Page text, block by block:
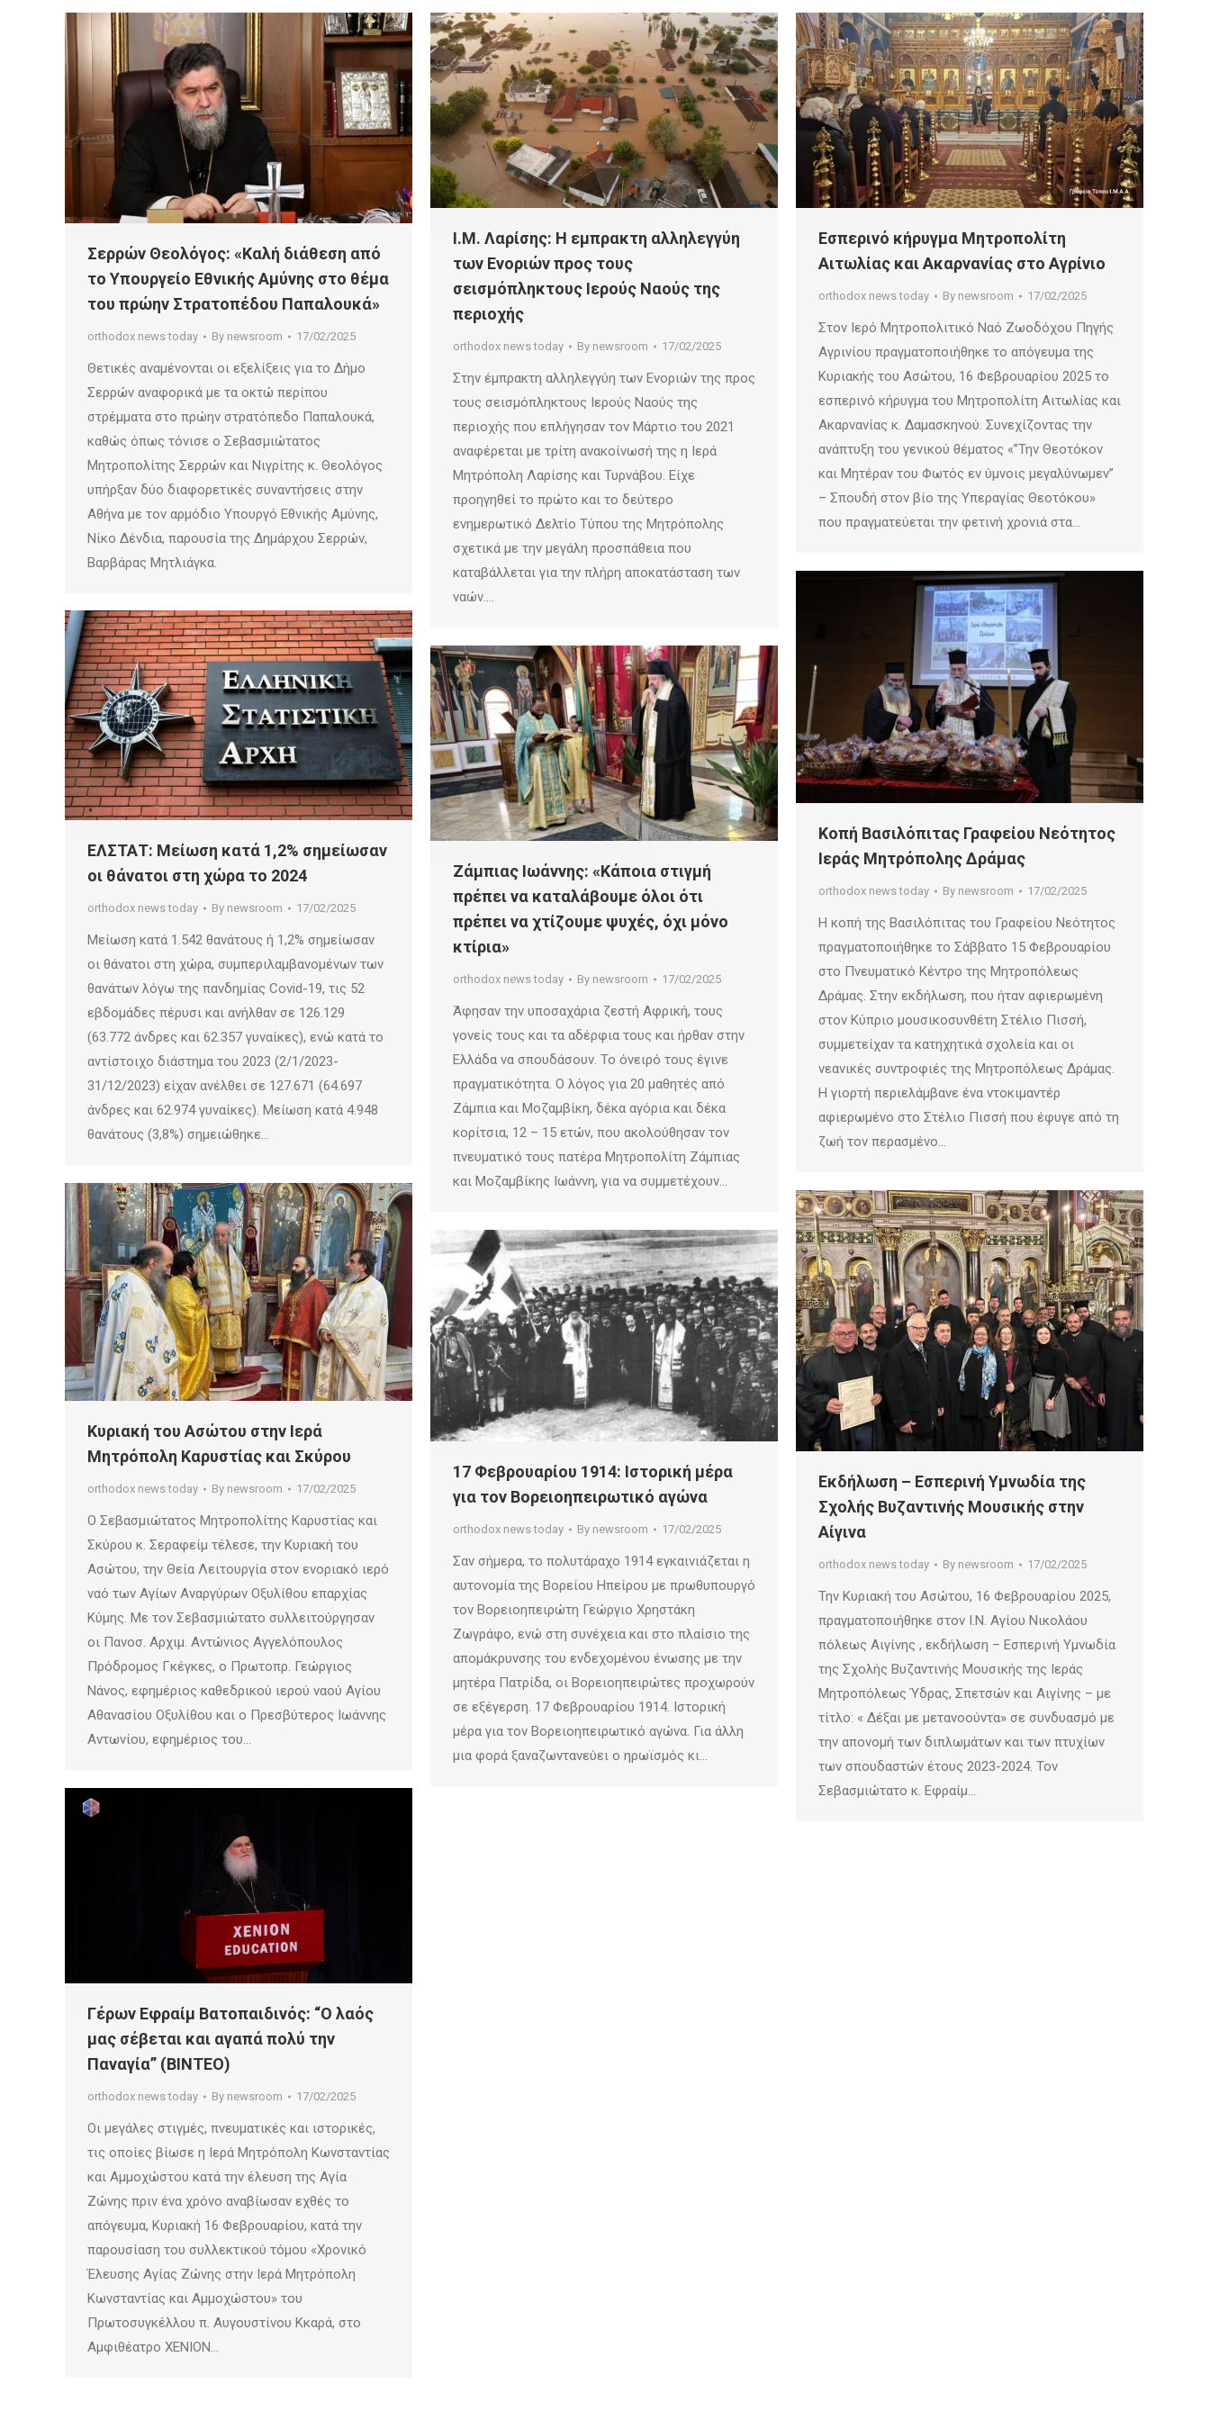
Σερρών Θεολόγος: «Καλή διάθεση από
το Υπουργείο Εθνικής Αμύνης στο θέμα
του πρώην Στρατοπέδου Παπαλουκά»
orthodox news today By newsroom 17/02/2025
Θετικές αναμένονται οι εξελίξεις για το Δήμο
Σερρών αναφορικά με τα οκτώ περίπου
στρέμματα στο πρώην στρατόπεδο Παπαλουκά,
καθώς όπως τόνισε ο Σεβασμιώτατος
Μητροπολίτης Σερρών και Νιγρίτης κ. Θεολόγος
υπήρξαν δύο διαφορετικές συναντήσεις στην
Αθήνα με τον αρμόδιο Υπουργό Εθνικής Αμύνης,
Νίκο Δένδια, παρουσία της Δημάρχου Σερρών,
Βαρβάρας Μητλιάγκα.
Ι.Μ. Λαρίσης: Η εμπρακτη αλληλεγγύη
των Ενοριών προς τους
σεισμόπληκτους Ιερούς Ναούς της
περιοχής
orthodox news today By newsroom 17/02/2025
Στην έμπρακτη αλληλεγγύη των Ενοριών της προς
τους σεισμόπληκτους Ιερούς Ναούς της
περιοχής που επλήγησαν τον Μάρτιο του 2021
αναφέρεται με τρίτη ανακοίνωσή της η Ιερά
Μητρόπολη Λαρίσης και Τυρνάβου. Είχε
προηγηθεί το πρώτο και το δεύτερο
ενημερωτικό Δελτίο Τύπου της Μητρόπολης
σχετικά με την μεγάλη προσπάθεια που
καταβάλλεται για την πλήρη αποκατάσταση των
ναών.…
Εσπερινό κήρυγμα Μητροπολίτη
Αιτωλίας και Ακαρνανίας στο Αγρίνιο
orthodox news today By newsroom 17/02/2025
Στον Ιερό Μητροπολιτικό Ναό Ζωοδόχου Πηγής
Αγρινίου πραγματοποιήθηκε το απόγευμα της
Κυριακής του Ασώτου, 16 Φεβρουαρίου 2025 το
εσπερινό κήρυγμα του Μητροπολίτη Αιτωλίας και
Ακαρνανίας κ. Δαμασκηνού. Συνεχίζοντας την
ανάπτυξη του γενικού θέματος «”Την Θεοτόκον
και Μητέραν του Φωτός εν ύμνοις μεγαλύνωμεν”
– Σπουδή στον βίο της Υπεραγίας Θεοτόκου»
που πραγματεύεται την φετινή χρονιά στα…
Κοπή Βασιλόπιτας Γραφείου Νεότητος
Ιεράς Μητρόπολης Δράμας
orthodox news today By newsroom 17/02/2025
Η κοπή της Βασιλόπιτας του Γραφείου Νεότητος
πραγματοποιήθηκε το Σάββατο 15 Φεβρουαρίου
στο Πνευματικό Κέντρο της Μητροπόλεως
Δράμας. Στην εκδήλωση, που ήταν αφιερωμένη
στον Κύπριο μουσικοσυνθέτη Στέλιο Πισσή,
συμμετείχαν τα κατηχητικά σχολεία και οι
νεανικές συντροφιές της Μητροπόλεως Δράμας.
Η γιορτή περιελάμβανε ένα ντοκιμαντέρ
αφιερωμένο στο Στέλιο Πισσή που έφυγε από τη
ζωή τον περασμένο…
ΕΛΣΤΑΤ: Μείωση κατά 1,2% σημείωσαν
οι θάνατοι στη χώρα το 2024
orthodox news today By newsroom 17/02/2025
Μείωση κατά 1.542 θανάτους ή 1,2% σημείωσαν
οι θάνατοι στη χώρα, συμπεριλαμβανομένων των
θανάτων λόγω της πανδημίας Covid-19, τις 52
εβδομάδες πέρυσι και ανήλθαν σε 126.129
(63.772 άνδρες και 62.357 γυναίκες), ενώ κατά το
αντίστοιχο διάστημα του 2023 (2/1/2023-
31/12/2023) είχαν ανέλθει σε 127.671 (64.697
άνδρες και 62.974 γυναίκες). Μείωση κατά 4.948
θανάτους (3,8%) σημειώθηκε…
Ζάμπιας Ιωάννης: «Κάποια στιγμή
πρέπει να καταλάβουμε όλοι ότι
πρέπει να χτίζουμε ψυχές, όχι μόνο
κτίρια»
orthodox news today By newsroom 17/02/2025
Άφησαν την υποσαχάρια ζεστή Αφρική, τους
γονείς τους και τα αδέρφια τους και ήρθαν στην
Ελλάδα να σπουδάσουν. Το όνειρό τους έγινε
πραγματικότητα. Ο λόγος για 20 μαθητές από
Ζάμπια και Μοζαμβίκη, δέκα αγόρια και δέκα
κορίτσια, 12 – 15 ετών, που ακολούθησαν τον
πνευματικό τους πατέρα Μητροπολίτη Ζάμπιας
και Μοζαμβίκης Ιωάννη, για να συμμετέχουν…
Κυριακή του Ασώτου στην Ιερά
Μητρόπολη Καρυστίας και Σκύρου
orthodox news today By newsroom 17/02/2025
Ο Σεβασμιώτατος Μητροπολίτης Καρυστίας και
Σκύρου κ. Σεραφείμ τέλεσε, την Κυριακή του
Ασώτου, την Θεία Λειτουργία στον ενοριακό ιερό
ναό των Αγίων Αναργύρων Οξυλίθου επαρχίας
Κύμης. Με τον Σεβασμιώτατο συλλειτούργησαν
οι Πανοσ. Αρχιμ. Αντώνιος Αγγελόπουλος
Πρόδρομος Γκέγκες, ο Πρωτοπρ. Γεώργιος
Νάνος, εφημέριος καθεδρικού ιερού ναού Αγίου
Αθανασίου Οξυλίθου και ο Πρεσβύτερος Ιωάννης
Αντωνίου, εφημέριος του…
Eκδήλωση – Εσπερινή Υμνωδία της
Σχολής Βυζαντινής Μουσικής στην
Αίγινα
orthodox news today By newsroom 17/02/2025
Την Κυριακή του Ασώτου, 16 Φεβρουαρίου 2025,
πραγματοποιήθηκε στον Ι.Ν. Αγίου Νικολάου
πόλεως Αιγίνης , εκδήλωση – Εσπερινή Υμνωδία
της Σχολής Βυζαντινής Μουσικής της Ιεράς
Μητροπόλεως Ύδρας, Σπετσών και Αιγίνης – με
τίτλο: « Δέξαι με μετανοούντα» σε συνδυασμό με
την απονομή των διπλωμάτων και των πτυχίων
των σπουδαστών έτους 2023-2024. Τον
Σεβασμιώτατο κ. Εφραίμ…
17 Φεβρουαρίου 1914: Ιστορική μέρα
για τον Βορειοηπειρωτικό αγώνα
orthodox news today By newsroom 17/02/2025
Σαν σήμερα, το πολυτάραχο 1914 εγκαινιάζεται η
αυτονομία της Βορείου Ηπείρου με πρωθυπουργό
τον Βορειοηπειρώτη Γεώργιο Χρηστάκη
Ζωγράφο, ενώ στη συνέχεια και στο πλαίσιο της
απομάκρυνσης του ενδεχομένου ένωσης με την
μητέρα Πατρίδα, οι Βορειοηπειρώτες προχωρούν
σε εξέγερση. 17 Φεβρουαρίου 1914. Ιστορική
μέρα για τον Βορειοηπειρωτικό αγώνα. Για άλλη
μια φορά ξαναζωντανεύει ο ηρωϊσμός κι…
Γέρων Εφραίμ Βατοπαιδινός: “Ο λαός
μας σέβεται και αγαπά πολύ την
Παναγία” (ΒΙΝΤΕΟ)
orthodox news today By newsroom 17/02/2025
Οι μεγάλες στιγμές, πνευματικές και ιστορικές,
τις οποίες βίωσε η Ιερά Μητρόπολη Κωνσταντίας
και Αμμοχώστου κατά την έλευση της Αγία
Ζώνης πριν ένα χρόνο αναβίωσαν εχθές το
απόγευμα, Κυριακή 16 Φεβρουαρίου, κατά την
παρουσίαση του συλλεκτικού τόμου «Χρονικό
Έλευσης Αγίας Ζώνης στην Ιερά Μητρόπολη
Κωνσταντίας και Αμμοχώστου» του
Πρωτοσυγκέλλου π. Αυγουστίνου Κκαρά, στο
Αμφιθέατρο ΧΕΝΙΟΝ…